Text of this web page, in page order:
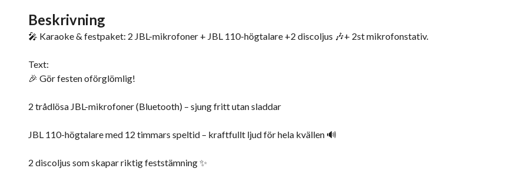
Beskrivning
🎤 Karaoke & festpaket: 2 JBL-mikrofoner + JBL 110-högtalare +2 discoljus 🎶+ 2st mikrofonstativ.
Text:
🎉 Gör festen oförglömlig!
2 trådlösa JBL-mikrofoner (Bluetooth) – sjung fritt utan sladdar
JBL 110-högtalare med 12 timmars speltid – kraftfullt ljud för hela kvällen 🔊
2 discoljus som skapar riktig feststämning ✨